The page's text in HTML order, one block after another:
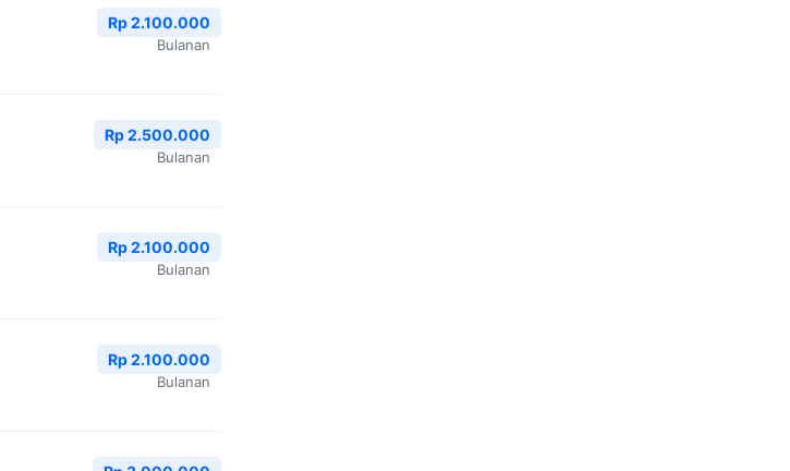
Rp 2.100.000
Bulanan
Rp 2.500.000
Bulanan
Rp 2.100.000
Bulanan
Rp 2.100.000
Bulanan